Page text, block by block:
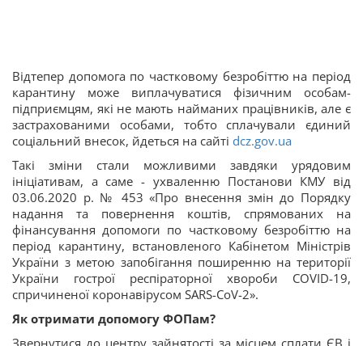
Відтепер допомога по частковому безробіттю на період
карантину може виплачуватися фізичним особам-
підприємцям, які не мають найманих працівників, але є
застрахованими особами, тобто сплачували єдиний
соціальний внесок, йдеться на сайті dcz.gov.ua
Такі зміни стали можливими завдяки урядовим
ініціативам, а саме - ухваленню Постанови КМУ від
03.06.2020 р. № 453 «Про внесення змін до Порядку
надання та повернення коштів, спрямованих на
фінансування допомоги по частковому безробіттю на
період карантину, встановленого Кабінетом Міністрів
України з метою запобігання поширенню на території
України гострої респіраторної хвороби COVID-19,
спричиненої коронавірусом SARS-CoV-2».
Як отримати допомогу ФОПам?
Звернутися до центру зайнятості за місцем сплати ЄВ і